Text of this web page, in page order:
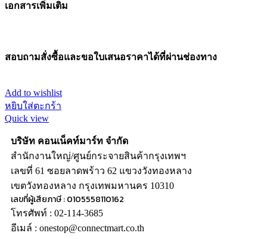
เอกสารเพิ่มเติม
สอบถามสั่งซื้อและขอใบเสนอราคาได้ที่ผ่านช่องทาง
Add to wishlist
หยิบใส่ตะกร้า
Quick view
บริษัท คอนเน็คท์มาร์ท จำกัด
สำนักงานใหญ่/ศูนย์กระจายสินค้ากรุงเทพฯ
เลขที่ 61 ซอยลาดพร้าว 62 แขวงวังทองหลาง
เขตวังทองหลาง กรุงเทพมหานคร 10310
เลขที่ผู้เสียภาษี : 0105558110162
โทรศัพท์ : 02-114-3685
อีเมล์ : onestop@connectmart.co.th